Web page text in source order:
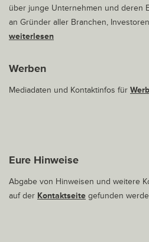
über junge Unternehmen und deren
an Gründer aller Branchen,
weiterlesen
Werben
Mediadaten und Kontaktinfos für
Eure Hinweise
Abgabe von Hinweisen und weitere
auf der Kontaktseite gefunden